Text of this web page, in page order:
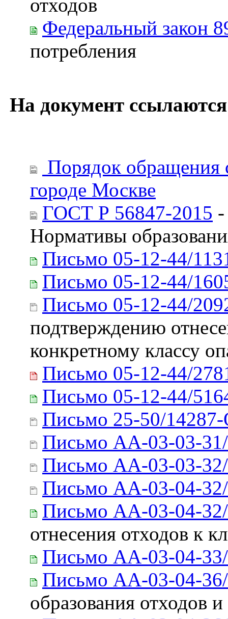
отходов
Федеральный закон
потребления
На документ
Порядок обращения
городе Москве
ГОСТ Р 56847-2015
Нормативы
Письмо 05-12-44/
Письмо 05-12-44/
Письмо 05-12-44/
подтверждению
конкретному классу
Письмо 05-12-44/
Письмо 05-12-44/
Письмо 25-50/
Письмо АА-03-03-
Письмо АА-03-03-
Письмо АА-03-04-
Письмо АА-03-04-
отнесения отходов к
Письмо АА-03-04-
Письмо АА-03-04-
образования отходов